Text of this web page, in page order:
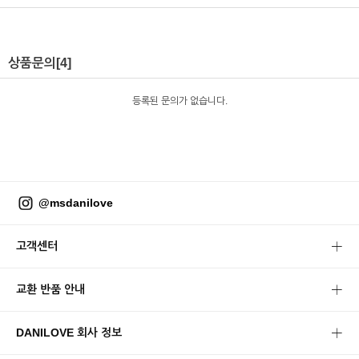
상품문의 [4]
등록된 문의가 없습니다.
@msdanilove
고객센터
교환 반품 안내
DANILOVE 회사 정보